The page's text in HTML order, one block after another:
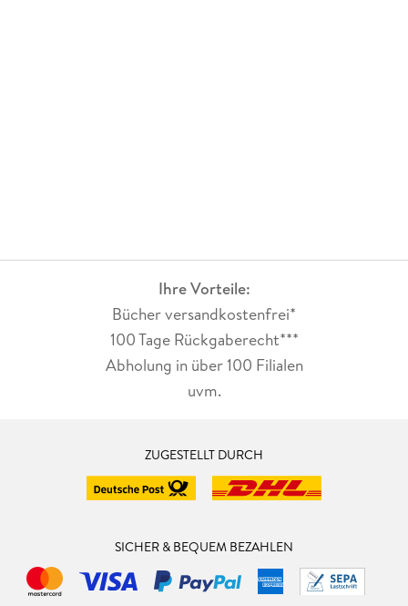
Ihre Vorteile:
Bücher versandkostenfrei*
100 Tage Rückgaberecht***
Abholung in über 100 Filialen
uvm.
ZUGESTELLT DURCH
SICHER & BEQUEM BEZAHLEN